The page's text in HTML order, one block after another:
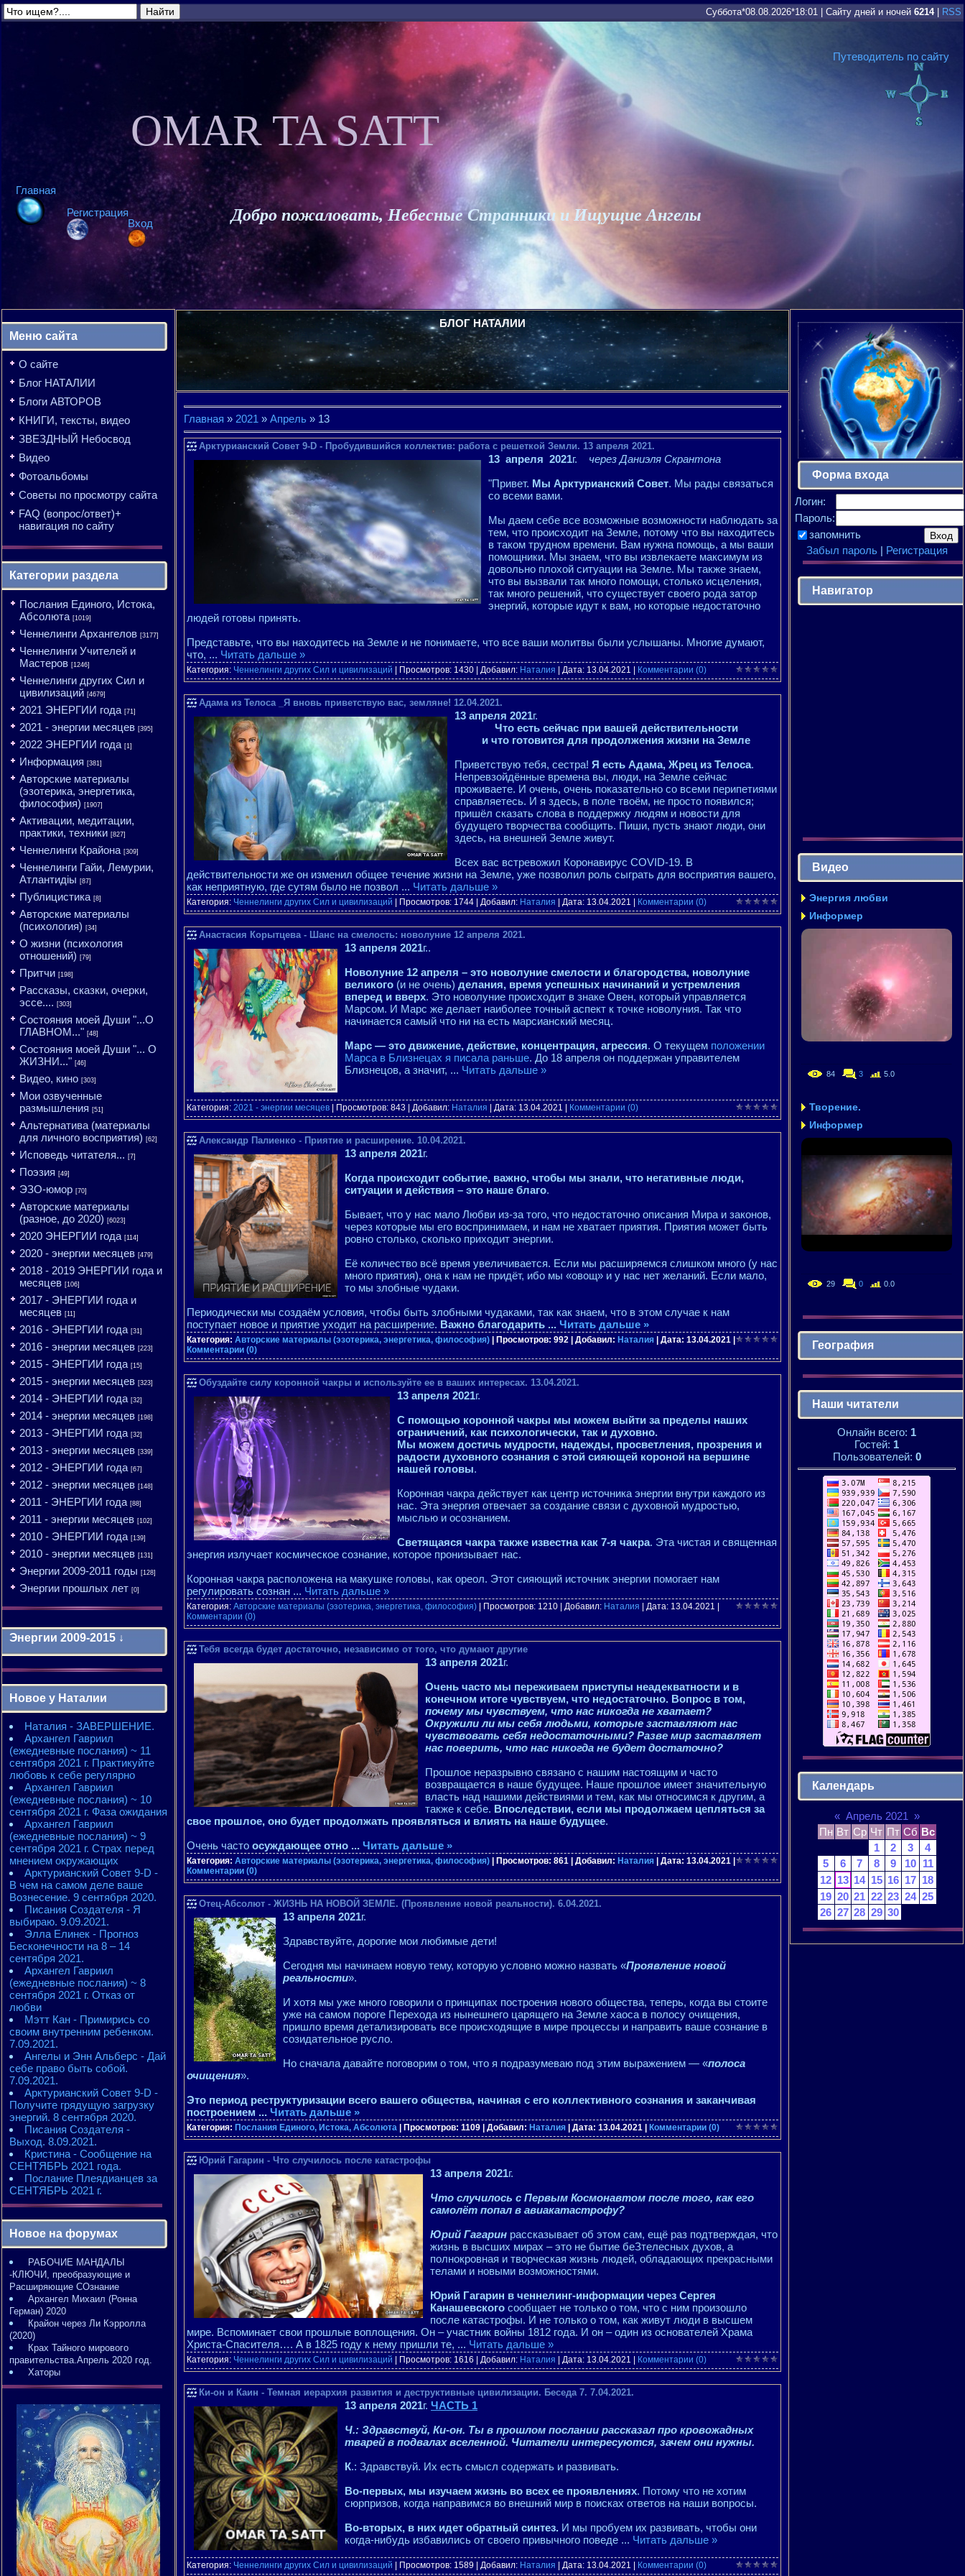
Суббота*08.08.2026*18:01 Сайту дней и ночей 6214| RSS
Путеводитель по сайту
Главная
Регистрация
Вход
OMAR TA SATT
Добро пожаловать, Небесные Странники и Ищущие Ангелы
Меню сайта
О сайте
Блог НАТАЛИИ
Блоги АВТОРОВ
КНИГИ, тексты, видео
ЗВЕЗДНЫЙ Небосвод
Видео
Фотоальбомы
Советы по просмотру сайта
FAQ (вопрос/ответ)+
навигация по сайту
Категории раздела
Послания Единого, Истока,
Абсолюта [1019]
Ченнелинги Архангелов [3177]
Ченнелинги Учителей и
Мастеров [1246]
Ченнелинги других Сил и
цивилизаций [4679]
2021 ЭНЕРГИИ года [71]
2021 - энергии месяцев [395]
2022 ЭНЕРГИИ года [1]
Информация [381]
Авторские материалы
(эзотерика, энергетика,
философия) [1907]
Активации, медитации,
практики, техники [827]
Ченнелинги Крайона [309]
Ченнелинги Гайи, Лемурии,
Атлантидіы [87]
Публицистика [8]
Авторские материалы
(психология) [34]
О жизни (психология
отношений) [79]
Притчи [198]
Рассказы, сказки, очерки,
эссе.... [303]
Состояния моей Души "...О
ГЛАВНОМ..." [48]
Состояния моей Души "... О
ЖИЗНИ..." [46]
Видео, кино [303]
Мои озвученные
размышления [51]
Альтернатива (материалы
для личного восприятия) [62]
Исповедь читателя... [7]
Поэзия [49]
ЭЗО-юмор [70]
Авторские материалы
(разное, до 2020) [6023]
2020 ЭНЕРГИИ года [114]
2020 - энергии месяцев [479]
2018 - 2019 ЭНЕРГИИ года и
месяцев [106]
2017 - ЭНЕРГИИ года и
месяцев [11]
2016 - ЭНЕРГИИ года [31]
2016 - энергии месяцев [223]
2015 - ЭНЕРГИИ года [15]
2015 - энергии месяцев [323]
2014 - ЭНЕРГИИ года [32]
2014 - энергии месяцев [198]
2013 - ЭНЕРГИИ года [32]
2013 - энергии месяцев [339]
2012 - ЭНЕРГИИ года [67]
2012 - энергии месяцев [148]
2011 - ЭНЕРГИИ года [88]
2011 - энергии месяцев [102]
2010 - ЭНЕРГИИ года [139]
2010 - энергии месяцев [131]
Энергии 2009-2011 годы [128]
Энергии прошлых лет [0]
Энергии 2009-2015 ↓
2010 - энергии месяцев
2010 - ЭНЕРГИИ года
2011 - энергии месяцев
2011 - ЭНЕРГИИ года
2012 - энергии месяцев
2012 - ЭНЕРГИИ года
2013 - энергии месяцев
2013 - ЭНЕРГИИ года
2014 - энергии месяцев
2014 - ЭНЕРГИИ года
2015 - энергии месяцев
2015 - ЭНЕРГИИ года
Новое у Наталии
Наталия - ЗАВЕРШЕНИЕ.
Архангел Гавриил
(ежедневные послания) ~ 11
сентября 2021 г. Практикуйте
любовь к себе регулярно
Архангел Гавриил
(ежедневные послания) ~ 10
сентября 2021 г. Фаза ожидания
Архангел Гавриил
(ежедневные послания) ~ 9
сентября 2021 г. Страх перед
мнением окружающих
Арктурианский Совет 9-D -
В чем на самом деле ваше
Вознесение. 9 сентября 2020.
Писания Создателя - Я
выбираю. 9.09.2021.
Элла Елинек - Прогноз
Бесконечности на 8 – 14
сентября 2021.
Архангел Гавриил
(ежедневные послания) ~ 8
сентября 2021 г. Отказ от
любви
Мэтт Кан - Примирись со
своим внутренним ребенком.
7.09.2021.
Ангелы и Энн Альберс - Дай
себе право быть собой.
7.09.2021.
Арктурианский Совет 9-D -
Получите грядущую загрузку
энергий. 8 сентября 2020.
Писания Создателя -
Выход. 8.09.2021.
Кристина - Сообщение на
СЕНТЯБРЬ 2021 года.
Послание Плеядианцев за
СЕНТЯБРЬ 2021 г.
Новое на форумах
РАБОЧИЕ МАНДАЛЫ
-КЛЮЧИ, преобразующие и
Расширяющие СОзнание
Архангел Михаил (Ронна
Герман) 2020
Крайон через Ли Кэрролла
(2020)
Крах Тайного мирового
правительства.Апрель 2020 год.
Хаторы
БЛОГ НАТАЛИИ
Главная » 2021 » Апрель » 13
Арктурианский Совет 9-D - Пробудившийся коллектив: работа с решеткой Земли. 13 апреля 2021.
13 апреля 2021г.
через Даниэля Скрантона
"Привет. Мы Арктурианский Совет. Мы рады связаться
со всеми вами.
Мы даем себе все возможные возможности наблюдать за
тем, что происходит на Земле, потому что вы находитесь
в таком трудном времени. Вам нужна помощь, а мы ваши
помощники. Мы знаем, что вы извлекаете максимум из
довольно плохой ситуации на Земле. Мы также знаем,
что вы вызвали так много помощи, столько исцеления,
так много решений, что существует своего рода затор
энергий, которые идут к вам, но которые недостаточно
людей готовы принять.
Представьте, что вы находитесь на Земле и не понимаете, что все ваши молитвы были услышаны. Многие думают,
что, ... Читать дальше »
Категория: Ченнелинги других Сил и цивилизаций | Просмотров: 1430 | Добавил: Наталия | Дата: 13.04.2021 Комментарии (0)
Адама из Телоса _Я вновь приветствую вас, земляне! 12.04.2021.
13 апреля 2021г.
Что есть сейчас при вашей действительности
и что готовится для продолжения жизни на Земле
Приветствую тебя, сестра! Я есть Адама, Жрец из Телоса.
Непревзойдённые времена вы, люди, на Земле сейчас
проживаете. И очень, очень показательно со всеми перипетиями
справляетесь. И я здесь, в поле твоём, не просто появился;
пришёл сказать слова в поддержку людям и новости для
будущего творчества сообщить. Пиши, пусть знают люди, они
здесь, на внешней Земле живут.
Всех вас встревожил Коронавирус COVID-19. В
действительности же он изменил общее течение жизни на Земле, уже позволил роль сыграть для восприятия вашего,
как неприятную, где сутям было не позвол ... Читать дальше »
Категория: Ченнелинги других Сил и цивилизаций | Просмотров: 1744 | Добавил: Наталия | Дата: 13.04.2021 Комментарии (0)
Анастасия Корытцева - Шанс на смелость: новолуние 12 апреля 2021.
13 апреля 2021г..
Новолуние 12 апреля – это новолуние смелости и благородства, новолуние
великого (и не очень) делания, время успешных начинаний и устремления
вперед и вверх. Это новолуние происходит в знаке Овен, который управляется
Марсом. И Марс же делает наиболее точный аспект к точке новолуния. Так что
начинается самый что ни на есть марсианский месяц.
Марс — это движение, действие, концентрация, агрессия. О текущем положении
Марса в Близнецах я писала раньше. До 18 апреля он поддержан управителем
Близнецов, а значит, ... Читать дальше »
Категория: 2021 - энергии месяцев | Просмотров: 843 | Добавил: Наталия | Дата: 13.04.2021 Комментарии (0)
Александр Палиенко - Приятие и расширение. 10.04.2021.
13 апреля 2021г.
Когда происходит событие, важно, чтобы мы знали, что негативные люди,
ситуации и действия – это наше благо.
Бывает, что у нас мало Любви из-за того, что недостаточно описания Мира и законов,
через которые мы его воспринимаем, и нам не хватает приятия. Приятия может быть
ровно столько, сколько приходит энергии.
Её количество всё время увеличивается. Если мы расширяемся слишком много (у нас
много приятия), она к нам не придёт, ибо мы «овощ» и у нас нет желаний. Если мало,
то мы злобные чудаки.
Периодически мы создаём условия, чтобы быть злобными чудаками, так как знаем, что в этом случае к нам
поступает новое и приятие уходит на расширение. Важно благодарить ... Читать дальше »
Категория: Авторские материалы (эзотерика, энергетика, философия) | Просмотров: 992 | Добавил: Наталия | Дата: 13.04.2021
Комментарии (0)
Обуздайте силу коронной чакры и используйте ее в ваших интересах. 13.04.2021.
13 апреля 2021г.
С помощью коронной чакры мы можем выйти за пределы наших
ограничений, как психологически, так и духовно.
Мы можем достичь мудрости, надежды, просветления, прозрения и
радости духовного сознания с этой сияющей короной на вершине
нашей головы.
Коронная чакра действует как центр источника энергии внутри каждого из
нас. Эта энергия отвечает за создание связи с духовной мудростью,
мыслью и осознанием.
Светящаяся чакра также известна как 7-я чакра. Эта чистая и священная
энергия излучает космическое сознание, которое пронизывает нас.
Коронная чакра расположена на макушке головы, как ореол. Этот сияющий источник энергии помогает нам
регулировать сознан ... Читать дальше »
Категория: Авторские материалы (эзотерика, энергетика, философия) | Просмотров: 1210 | Добавил: Наталия | Дата: 13.04.2021
Комментарии (0)
Тебя всегда будет достаточно, независимо от того, что думают другие
13 апреля 2021г.
Очень часто мы переживаем приступы неадекватности и в
конечном итоге чувствуем, что недостаточно. Вопрос в том,
почему мы чувствуем, что нас никогда не хватает?
Окружили ли мы себя людьми, которые заставляют нас
чувствовать себя недостаточными? Разве мир заставляет
нас поверить, что нас никогда не будет достаточно?
Прошлое неразрывно связано с нашим настоящим и часто
возвращается в наше будущее. Наше прошлое имеет значительную
власть над нашими действиями и тем, как мы относимся к другим, а
также к себе. Впоследствии, если мы продолжаем цепляться за
свое прошлое, оно будет продолжать проявляться и влиять на наше будущее.
Очень часто осуждающее отно ... Читать дальше »
Категория: Авторские материалы (эзотерика, энергетика, философия) | Просмотров: 861 | Добавил: Наталия | Дата: 13.04.2021
Комментарии (0)
Отец-Абсолют - ЖИЗНЬ НА НОВОЙ ЗЕМЛЕ. (Проявление новой реальности). 6.04.2021.
13 апреля 2021г.
Здравствуйте, дорогие мои любимые дети!
Сегодня мы начинаем новую тему, которую условно можно назвать «Проявление новой
реальности».
И хотя мы уже много говорили о принципах построения нового общества, теперь, когда вы стоите
уже на самом пороге Перехода из нынешнего царящего на Земле хаоса в полосу очищения,
пришло время детализировать все происходящие в мире процессы и направить ваше сознание в
созидательное русло.
Но сначала давайте поговорим о том, что я подразумеваю под этим выражением — «полоса
очищения».
Это период реструктуризации всего вашего общества, начиная с его коллективного сознания и заканчивая
построением ... Читать дальше »
Категория: Послания Единого, Истока, Абсолюта | Просмотров: 1109 | Добавил: Наталия | Дата: 13.04.2021 Комментарии (0)
Юрий Гагарин - Что случилось после катастрофы
13 апреля 2021г.
Что случилось с Первым Космонавтом после того, как его
самолёт попал в авиакатастрофу?
Юрий Гагарин рассказывает об этом сам, ещё раз подтверждая, что
жизнь в высших мирах – это не бытие беЗтелесных духов, а
полнокровная и творческая жизнь людей, обладающих прекрасными
телами и новыми возможностями.
Юрий Гагарин в ченнелинг-информации через Сергея
Канашевскогосообщает не только о том, что с ним произошло
после катастрофы. И не только о том, как живут люди в высшем
мире. Вспоминает свои прошлые воплощения. Он – участник войны 1812 года. И он – один из основателей Храма
Христа-Спасителя…. А в 1825 году к нему пришли те, ... Читать дальше »
Категория: Ченнелинги других Сил и цивилизаций | Просмотров: 1616 | Добавил: Наталия | Дата: 13.04.2021 Комментарии (0)
Ки-он и Каин - Темная иерархия развития и деструктивные цивилизации. Беседа 7. 7.04.2021.
13 апреля 2021г. ЧАСТЬ 1
Ч.: Здравствуй, Ки-он. Ты в прошлом послании рассказал про кровожадных
тварей в подвалах вселенной. Читатели интересуются, зачем они нужны.
К.: Здравствуй. Их есть смысл содержать и развивать.
Во-первых, мы изучаем жизнь во всех ее проявлениях. Потому что не хотим
сюрпризов, когда направимся во внешний мир в поисках ответов на наши вопросы.
Во-вторых, в них идет обратный синтез. И мы пробуем их развивать, чтобы они
когда-нибудь избавились от своего привычного поведе ... Читать дальше »
Категория: Ченнелинги других Сил и цивилизаций | Просмотров: 1589 | Добавил: Наталия | Дата: 13.04.2021 Комментарии (0)
Форма входа
Логин:
Пароль:
запомнить
Забыл пароль| Регистрация
Навигатор
Видео
Энергия любви
Информер
84 3 5.0
Творение.
Информер
29 0 0.0
География
Наши читатели
Онлайн всего: 1
Гостей: 1
Пользователей: 0
Календарь
« Апрель 2021 »
Пн Вт Ср Чт Пт Сб Вс
1
2 3
4
5
6 7 8 9 10
11
12 13 14 15 16 17 18
19 20 21 22 23 24 25
26 27 28 29 30